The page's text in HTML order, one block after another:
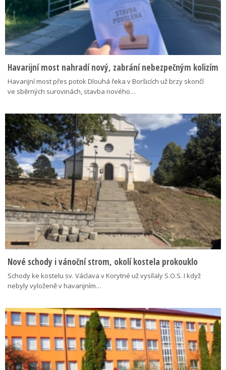
Havarijní most nahradí nový, zabrání nebezpečným kolizím
Havarijní most přes potok Dlouhá řeka v Boršicích už brzy skončí
ve sběrných surovinách, stavba nového…
Nové schody i vánoční strom, okolí kostela prokouklo
Schody ke kostelu sv. Václava v Korytné už vysílaly S.O.S. I když
nebyly vyloženě v havarijním…